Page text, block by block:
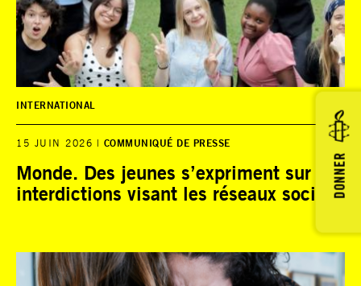
DONNER
INTERNATIONAL
15 JUIN 2026 COMMUNIQUÉ DE PRESSE
Monde. Des jeunes s’expriment sur les
interdictions visant les réseaux sociaux